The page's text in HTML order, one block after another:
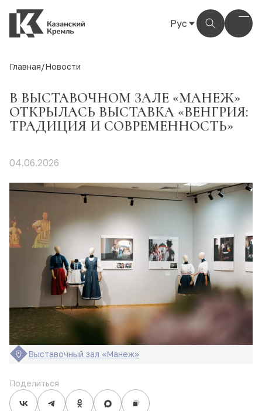
Рус
Главная/Новости
В ВЫСТАВОЧНОМ ЗАЛЕ «МАНЕЖ»
ОТКРЫЛАСЬ ВЫСТАВКА «ВЕНГРИЯ:
ТРАДИЦИЯ И СОВРЕМЕННОСТЬ»
04.06.2026
Выставочный зал «Манеж»
Поделиться